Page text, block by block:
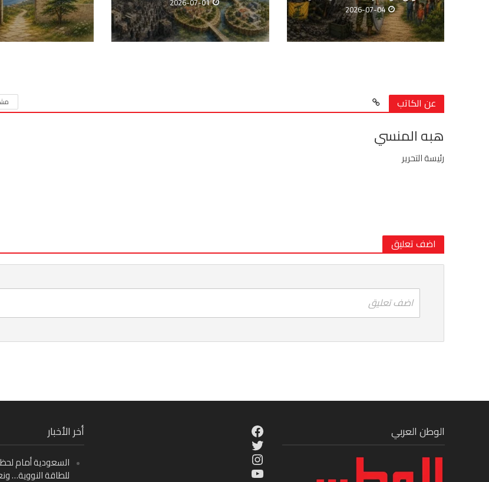
2026-07-04
عن الكاتب
هبه المنسي
رئيسة التحرير
اضف تعليق
اضف تعليق
أخر الأخبار
السعودية أمام
للطاقة النووية…
Facebook
Twitter
Instagram
YouTube
الوطن العربي